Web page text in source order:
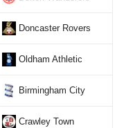
Doncaster Rovers
Oldham Athletic
Birmingham City
Crawley Town